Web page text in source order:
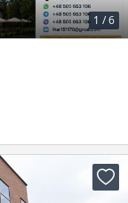
1 /6